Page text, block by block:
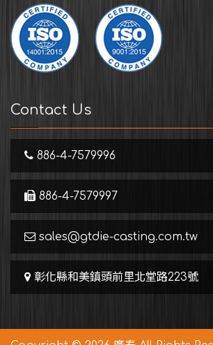
Contact Us
886-4-7579996
886-4-7579997
sales@gtdie-casting.com.tw
彰化縣和美鎮頭前里北堂路223號